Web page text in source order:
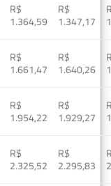
R$
1.364,59
R$
1.347,17
R$
1.661,47
R$
1.640,26
R$
1.954,22
R$
1.929,27
R$
2.325,52
R$
2.295,83